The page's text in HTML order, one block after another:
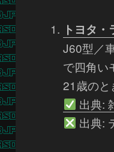
トヨタ
J60型／
で四角い
21歳のと
出典:
出典: